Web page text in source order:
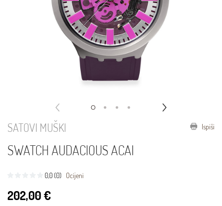
Ispiši
SATOVI MUŠKI
SWATCH AUDACIOUS ACAI
0,0 (0) Ocijeni
202,00 €